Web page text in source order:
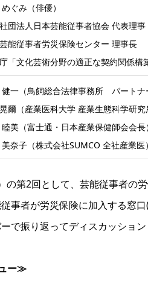
ぐみ（俳優）
団法人日本芸能従事者協会 代表理事
能従事者労災保険センター 理事長
「文化芸術分野の適正な契約関係構
一（鳥飼総合法律事務所 パートナ
（産業医科大学 産業生態科学研究
美（富士通・日本産業保健師会会長）
奈子（株式会社SUMCO 全社産業医）
第2回として、芸能従事者の
事者が労災保険に加入する窓
で振り返ってディスカッショ
ー≫